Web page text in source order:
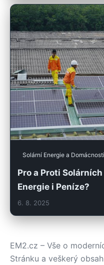
Solární Energie a Domácnosti
Pro a Proti
Energie i Peníze?
6. 8. 2025
EM2.cz – Vše o
Stránku a veškerý